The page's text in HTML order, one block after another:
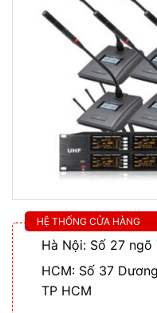
HỆ THỐNG CỬA HÀNG
Hà Nội: Số 27
HCM: Số 37
TP HCM